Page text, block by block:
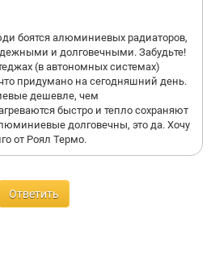
боятся алюминиевых радиаторов,
и долговечными. Забудьте!
(в автономных системах)
придумано на сегодняшний день.
дешевле, чем
быстро и тепло сохраняют
долговечны, это да. Хочу
от Роял Термо.
Ответить